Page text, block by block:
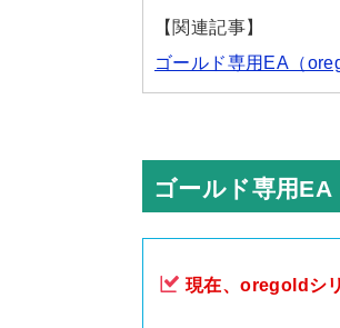
【関連記事】
ゴールド専用EA（
ゴールド専用
現在、oregoldシ